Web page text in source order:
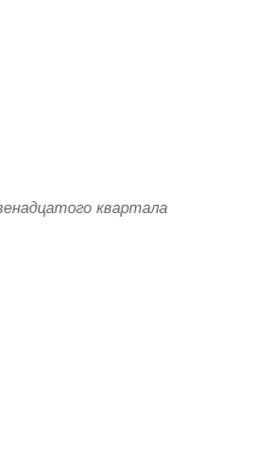
квартала